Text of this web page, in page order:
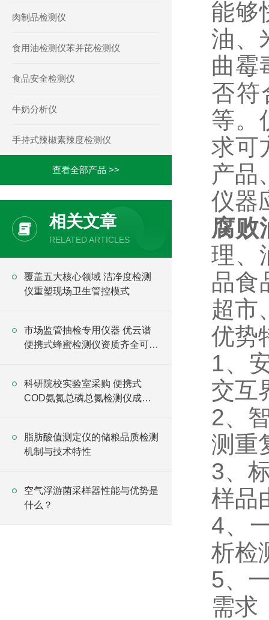
能够
油、
曲霉
否符
等。
求可
产品
仪器
腐败
理、
品食
超市
优势
1、
交互
2、
测重
3、
样品
4、
析检
5、
需求
肉制品检测仪
食用油检测仪苯并芘检测仪
食品安全检测仪
牛奶分析仪
手持式辣椒素辣度检测仪
查看全部产品 >>
相关文章
RELATED ARTICLES
覆盖五大核心领域 洁净度检测
仪重塑现场卫生管控模式
市场监管抽检专用仪器 优云谱
便携式蜂蜜检测仪资质齐全可投
科研院校实验室采购 便携式
COD氨氮总磷总氮检测仪成套
脂肪酸值测定仪的储粮品质检测
机制与技术特性
空气浮游菌采样器性能与优势是
什么？